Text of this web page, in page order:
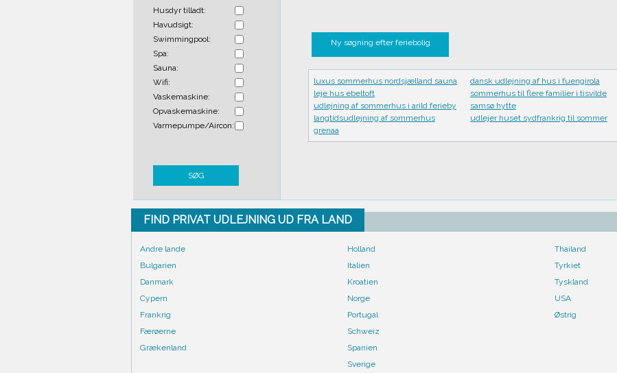
Ny søgning efter feriebolig
luxus sommerhus nordsjælland sauna
leje hus ebeltoft
udlejning af sommerhus i arild ferieby
langtidsudlejning af sommerhus
grenaa
dansk udlejning af hus i fuengirola
sommerhus til flere familier i tisvilde
samsø hytte
udlejer huset sydfrankrig til sommer
Husdyr tilladt:
Havudsigt:
Swimmingpool:
Spa:
Sauna:
Wifi:
Vaskemaskine:
Opvaskemaskine:
Varmepumpe/Aircon:
SØG
FIND PRIVAT UDLEJNING UD FRA LAND
Andre lande
Bulgarien
Danmark
Cypern
Frankrig
Færøerne
Grækenland
Holland
Italien
Kroatien
Norge
Portugal
Schweiz
Spanien
Sverige
Thailand
Tyrkiet
Tyskland
USA
Østrig